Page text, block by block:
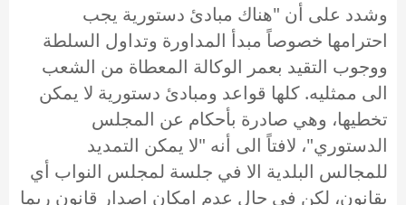
وشدد على أن "هناك مبادئ دستورية يجب
احترامها خصوصاً مبدأ المداورة وتداول السلطة
ووجوب التقيد بعمر الوكالة المعطاة من الشعب
الى ممثليه. كلها قواعد ومبادئ دستورية لا يمكن
تخطيها، وهي صادرة بأحكام عن المجلس
الدستوري"، لافتاً الى أنه "لا يمكن التمديد
للمجالس البلدية الا في جلسة لمجلس النواب أي
بقانون، لكن في حال عدم امكان اصدار قانون ربما